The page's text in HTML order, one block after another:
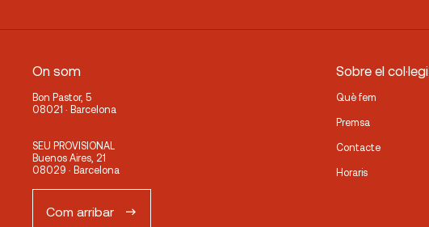
On som
Bon Pastor, 5
08021 · Barcelona
SEU PROVISIONAL
Buenos Aires, 21
08029 · Barcelona
Com arribar
Sobre el col·legi
Què fem
Premsa
Contacte
Horaris